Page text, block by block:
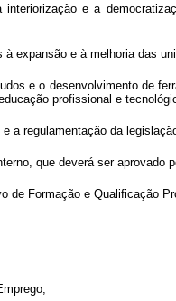
e a
expansão e à melhoria das
e o desenvolvimento de
profissional e
a regulamentação da
que deverá ser aprovado
de Formação e Qualificação